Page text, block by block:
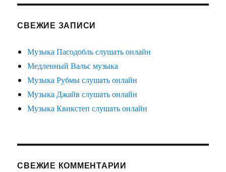
СВЕЖИЕ ЗАПИСИ
Музыка Пасодобль слушать онлайн
Медленный Вальс музыка
Музыка Рубмы слушать онлайн
Музыка Джайв слушать онлайн
Музыка Квикстеп слушать онлайн
СВЕЖИЕ КОММЕНТАРИИ